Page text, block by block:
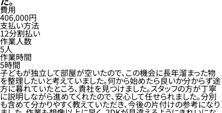
費用
406,000円
支払い方法
12分割払い
作業人数
5人
作業時間
5時間
子どもが独立して部屋が空いたので、この機会に長年溜まった物
を整理したいと考えていました。何から始めたら良いか分からず途
方に暮れていたところ、貴社を見つけました。スタッフの方が丁寧
に説明しながら進めてくれたので、安心して任せられました。分別
も含めて分かりやすく教えていただき、今後の片付けの参考になり